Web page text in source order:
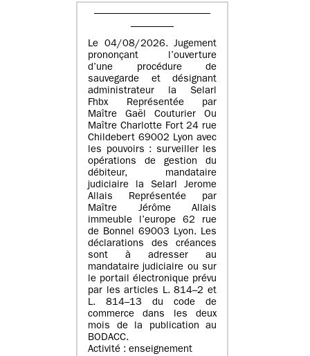
Le 04/08/2026. Jugement
prononçant l’ouverture
d’une procédure de
sauvegarde et désignant
administrateur la Selarl
Fhbx Représentée par
Maître Gaël Couturier Ou
Maître Charlotte Fort 24 rue
Childebert 69002 Lyon avec
les pouvoirs : surveiller les
opérations de gestion du
débiteur, mandataire
judiciaire la Selarl Jerome
Allais Représentée par
Maître Jérôme Allais
immeuble l’europe 62 rue
de Bonnel 69003 Lyon. Les
déclarations des créances
sont à adresser au
mandataire judiciaire ou sur
le portail électronique prévu
par les articles L. 814–2 et
L. 814–13 du code de
commerce dans les deux
mois de la publication au
BODACC.
Activité : enseignement